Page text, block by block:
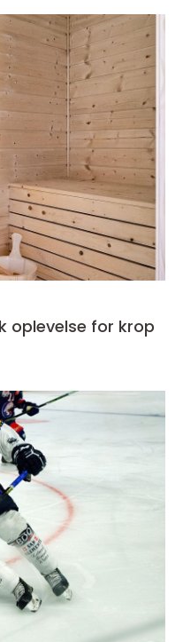
oplevelse for krop